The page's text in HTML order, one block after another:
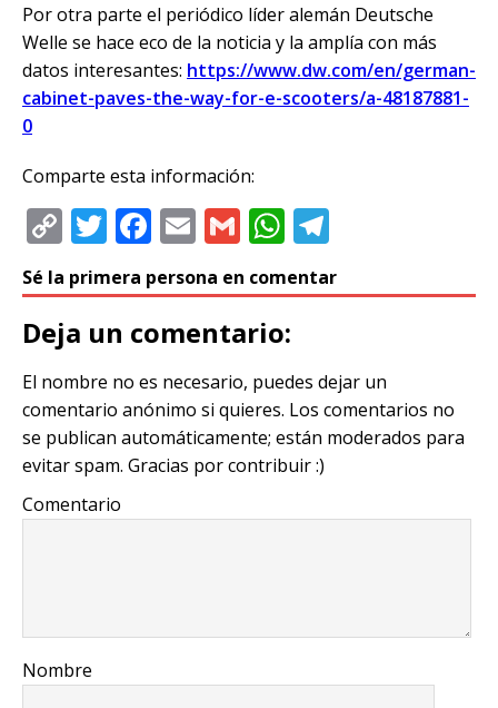
Por otra parte el periódico líder alemán Deutsche
Welle se hace eco de la noticia y la amplía con más
datos interesantes: https://www.dw.com/en/german-
cabinet-paves-the-way-for-e-scooters/a-48187881-
0
Comparte esta información:
C
o
p
y
Li
n
k
T
w
it
te
r
F
a
c
e
b
o
o
k
E
m
ai
l
G
m
ai
l
W
h
at
s
A
p
p
el
e
ra
m
Sé la primera persona en comentar
Deja un comentario:
El nombre no es necesario, puedes dejar un
comentario anónimo si quieres. Los comentarios no
se publican automáticamente; están moderados para
evitar spam. Gracias por contribuir :)
Comentario
Nombre